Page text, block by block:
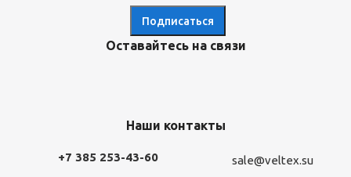
Оставайтесь на связи
Наши контакты
+7 385 253-43-60
sale@veltex.su